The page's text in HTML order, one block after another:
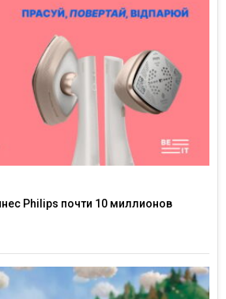
Philips почти 10 миллионов